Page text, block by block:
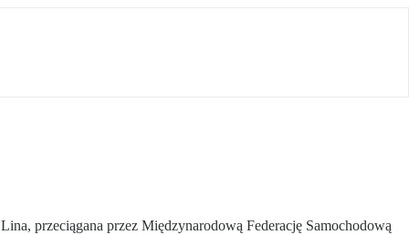
przeciągana przez Międzynarodową Federację Samochodową